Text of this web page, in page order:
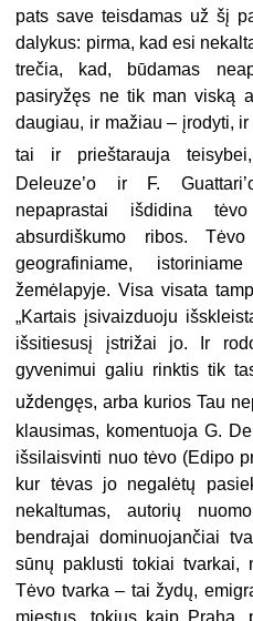
pats save teisdamas už šį
dalykus: pirma, kad esi
trečia, kad, būdamas
pasiryžęs ne tik man viską
daugiau, ir mažiau – įrodyti,
tai ir prieštarauja
Deleuze’o ir F.
nepaprastai išdidina
absurdiškumo ribos.
geografiniame,
žemėlapyje. Visa visata
„Kartais įsivaizduoju
išsitiesusį įstrižai jo. Ir
gyvenimui galiu rinktis tik
uždengęs, arba kurios Tau
klausimas, komentuoja G.
išsilaisvinti nuo tėvo (Edipo
kur tėvas jo negalėtų
nekaltumas, autorių
bendrajai dominuojančiai
sūnų paklusti tokiai
Tėvo tvarka – tai žydų,